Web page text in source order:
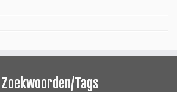
Zoekwoorden/Tags